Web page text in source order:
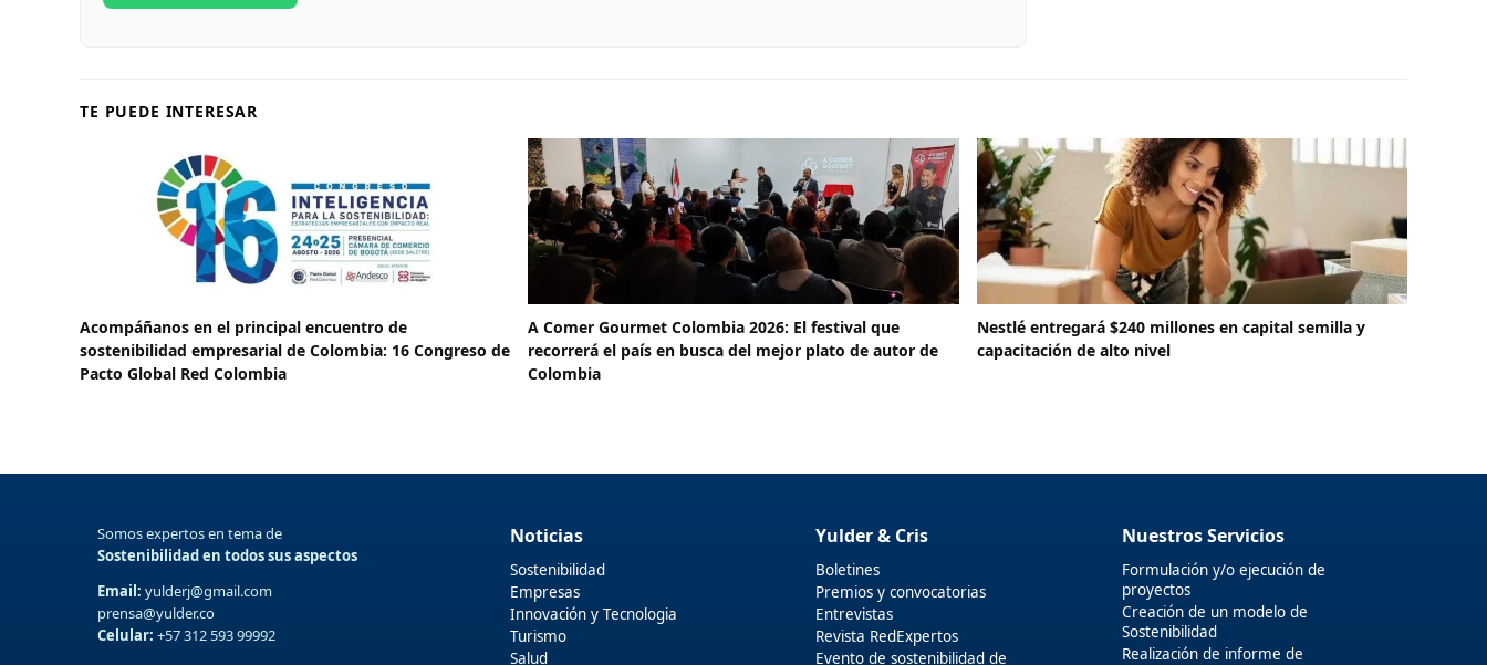
TE PUEDE INTERESAR
Acompáñanos en el principal encuentro de
sostenibilidad empresarial de Colombia: 16 Congreso de
Pacto Global Red Colombia
A Comer Gourmet Colombia 2026: El festival que
recorrerá el país en busca del mejor plato de autor de
Colombia
Nestlé entregará $240 millones en capital semilla y
capacitación de alto nivel
Somos expertos en tema de
Sostenibilidad en todos sus aspectos
Email: yulderj@gmail.com
prensa@yulder.co
Celular: +57 312 593 99992
Noticias
Sostenibilidad
Empresas
Innovación y Tecnologia
Turismo
Salud
Yulder & Cris
Boletines
Premios y convocatorias
Entrevistas
Revista RedExpertos
Evento de sostenibilidad de
Nuestros Servicios
Formulación y/o ejecución de
proyectos
Creación de un modelo de
Sostenibilidad
Realización de informe de